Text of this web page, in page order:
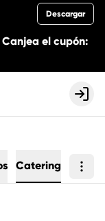
Descargar
el cupón:
Login
Catering